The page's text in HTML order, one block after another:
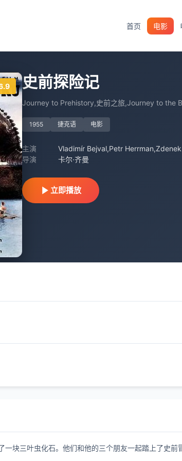
首页 电影
史前探险记
Journey to Prehistory,史前之旅,Journey to the
1955 捷克语 电影
主演
Vladimír Bejval,Petr
导演
卡尔·齐曼
立即播放
一块三叶虫化石。他们和他的三个朋友一起踏上了史前